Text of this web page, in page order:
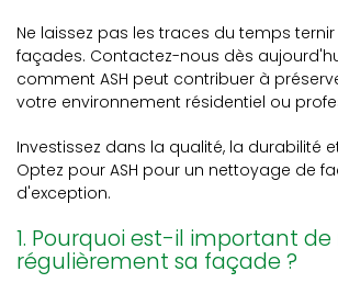
Ne laissez pas les traces du temps
façades. Contactez-nous dès
comment ASH peut contribuer à
votre environnement résidentiel ou
Investissez dans la qualité, la durabilité
Optez pour ASH pour un nettoyage de
d'exception.
1. Pourquoi est-il important
régulièrement sa façade ?